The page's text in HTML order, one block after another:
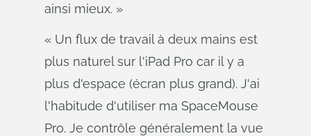
ainsi mieux. »
« Un flux de travail à deux mains est
plus naturel sur l'iPad Pro car il y a
plus d'espace (écran plus grand). J'ai
l'habitude d'utiliser ma SpaceMouse
Pro. Je contrôle généralement la vue